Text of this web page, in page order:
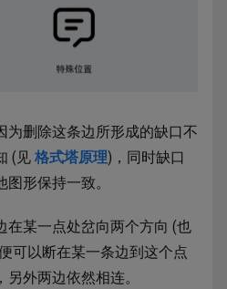
为删除这条边所形成的缺口不
(见 格式塔原理)，同时缺口
形保持一致。
在某一点处岔向两个方向 (也
可以断在某一条边到这个点
外两边依然相连。